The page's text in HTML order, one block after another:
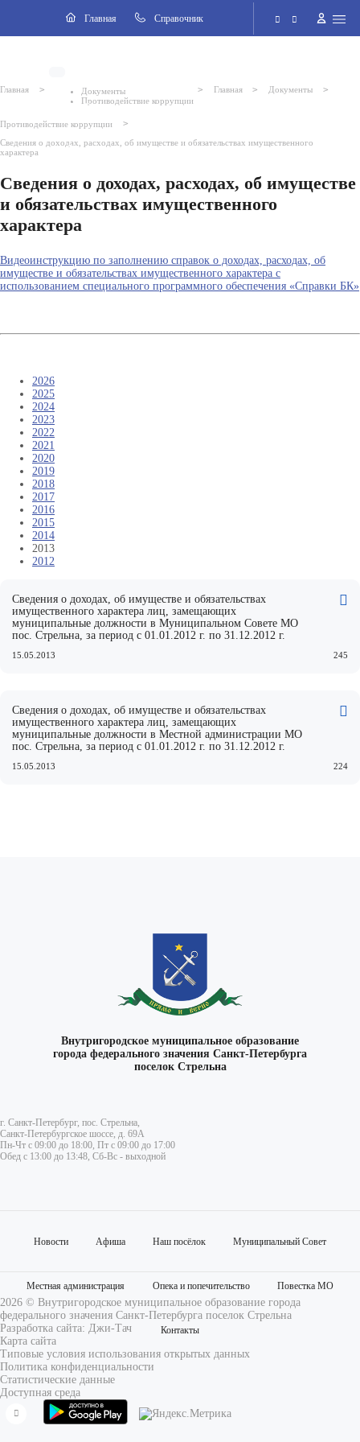
Главная Cправочник
Версия для слабовидящих
Поиск по сайту
Главная >
Документы
Противодействие коррупции
> Главная > Документы >
Противодействие коррупции >
Сведения о доходах, расходах, об имуществе и обязательствах имущественного
характера
Сведения о доходах, расходах, об имуществе
и обязательствах имущественного
характера
Видеоинструкцию по заполнению справок о доходах, расходах, об
имуществе и обязательствах имущественного характера с
использованием специального программного обеспечения «Справки БК»
2026
2025
2024
2023
2022
2021
2020
2019
2018
2017
2016
2015
2014
2013
2012
Сведения о доходах, об имуществе и обязательствах
имущественного характера лиц, замещающих
муниципальные должности в Муниципальном Совете МО
пос. Стрельна, за период с 01.01.2012 г. по 31.12.2012 г.
15.05.2013 245
Сведения о доходах, об имуществе и обязательствах
имущественного характера лиц, замещающих
муниципальные должности в Местной администрации МО
пос. Стрельна, за период с 01.01.2012 г. по 31.12.2012 г.
15.05.2013 224
Внутригородское муниципальное образование
города федерального значения Санкт-Петербурга
поселок Стрельна
г. Санкт-Петербург, пос. Стрельна,
Санкт-Петербургское шоссе, д. 69А
Пн-Чт с 09:00 до 18:00, Пт с 09:00 до 17:00
Обед с 13:00 до 13:48, Сб-Вс - выходной
Новости Афиша Наш посёлок Муниципальный Совет
Местная администрация Опека и попечительство Повестка МО
Контакты
2026 © Внутригородское муниципальное образование города
федерального значения Санкт-Петербурга поселок Стрельна
Разработка сайта: Джи-Тач
Карта сайта
Типовые условия использования открытых данных
Политика конфиденциальности
Статистические данные
Доступная среда